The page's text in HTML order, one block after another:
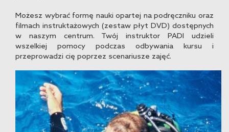
Możesz wybrać formę nauki opartej na podręczniku oraz
filmach instruktażowych (zestaw płyt DVD) dostępnych
w naszym centrum. Twój instruktor PADI udzieli
wszelkiej pomocy podczas odbywania kursu i
przeprowadzi cię poprzez scenariusze zajęć.